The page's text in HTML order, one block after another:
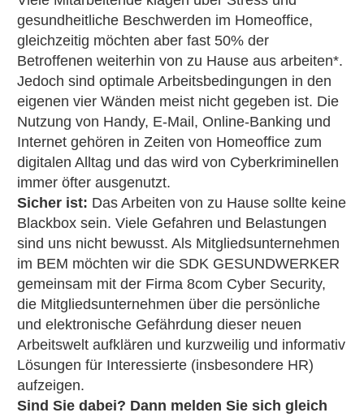
gesundheitliche Beschwerden im Homeoffice,
gleichzeitig möchten aber fast 50% der
Betroffenen weiterhin von zu Hause aus arbeiten*.
Jedoch sind optimale Arbeitsbedingungen in den
eigenen vier Wänden meist nicht gegeben ist. Die
Nutzung von Handy, E-Mail, Online-Banking und
Internet gehören in Zeiten von Homeoffice zum
digitalen Alltag und das wird von Cyberkriminellen
immer öfter ausgenutzt.
Sicher ist: Das Arbeiten von zu Hause sollte keine
Blackbox sein. Viele Gefahren und Belastungen
sind uns nicht bewusst. Als Mitgliedsunternehmen
im BEM möchten wir die SDK GESUNDWERKER
gemeinsam mit der Firma 8com Cyber Security,
die Mitgliedsunternehmen über die persönliche
und elektronische Gefährdung dieser neuen
Arbeitswelt aufklären und kurzweilig und informativ
Lösungen für Interessierte (insbesondere HR)
aufzeigen.
Sind Sie dabei? Dann melden Sie sich gleich